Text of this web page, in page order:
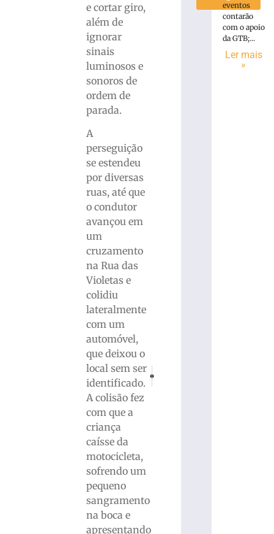
e cortar giro,
além de
ignorar
sinais
luminosos e
sonoros de
ordem de
parada.
A
perseguição
se estendeu
por diversas
ruas, até que
o condutor
avançou em
um
cruzamento
na Rua das
Violetas e
colidiu
lateralmente
com um
automóvel,
que deixou o
local sem ser
identificado.
A colisão fez
com que a
criança
caísse da
motocicleta,
sofrendo um
pequeno
sangramento
na boca e
apresentando
PRÓXIMO
Polícia Militar apreende mais de 85 kg
eventos
contarão
com o apoio
da GTB;...
Ler mais
»